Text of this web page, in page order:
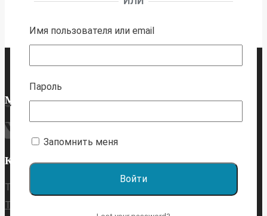
МЫ В СОЦ. СЕТЯХ
КОНТАКТЫ
Тех. поддержка:
Телеграм
Имя пользователя или email
Пароль
Запомнить меня